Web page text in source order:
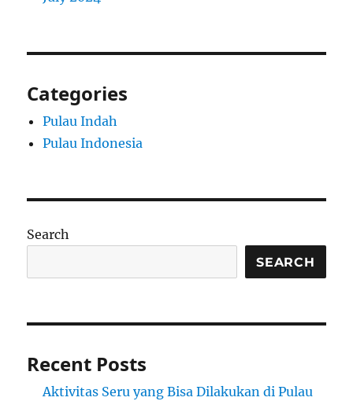
Categories
Pulau Indah
Pulau Indonesia
Search
SEARCH
Recent Posts
Aktivitas Seru yang Bisa Dilakukan di Pulau